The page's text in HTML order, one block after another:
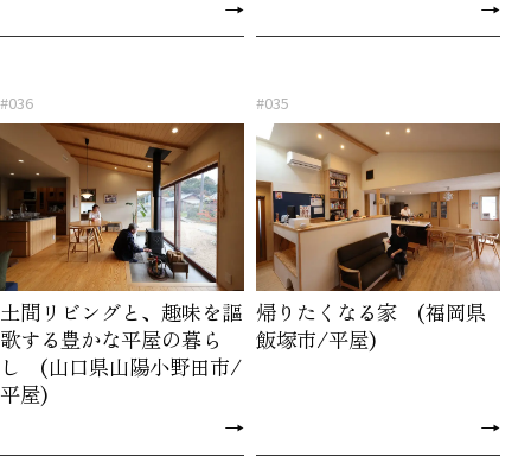
→ →
#036
土間リビングと、趣味を謳
歌する豊かな平屋の暮ら
し (山口県山陽小野田市/
平屋)
→
#035
帰りたくなる家 (福岡県
飯塚市/平屋)
→